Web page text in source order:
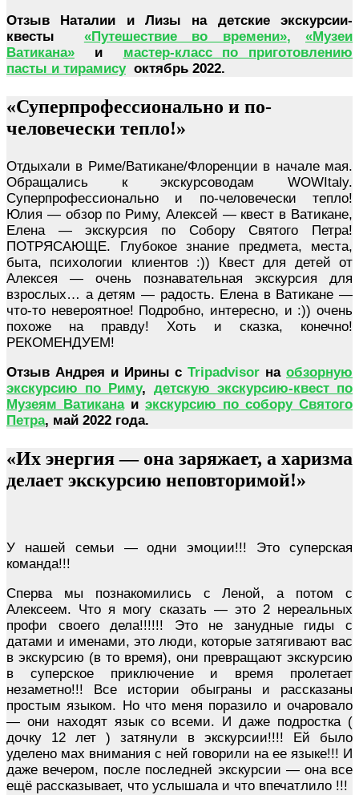
Отзыв Наталии и Лизы на детские экскурсии-
квесты «Путешествие во времени»,«Музеи
Ватикана»
и мастер-класс по приготовлению
пасты и тирамисуоктябрь 2022.
«Суперпрофессионально и по-
человечески тепло!»
Отдыхали в Риме/Ватикане/Флоренции в начале мая.
Обращались к экскурсоводам WOWItaly.
Суперпрофессионально и по-человечески тепло!
Юлия — обзор по Риму, Алексей — квест в Ватикане,
Елена — экскурсия по Собору Святого Петра!
ПОТРЯСАЮЩЕ. Глубокое знание предмета, места,
быта, психологии клиентов :)) Квест для детей от
Алексея — очень познавательная экскурсия для
взрослых… а детям — радость. Елена в Ватикане —
что-то невероятное! Подробно, интересно, и :)) очень
похоже на правду! Хоть и сказка, конечно!
РЕКОМЕНДУЕМ!
Отзыв Андрея и Ирины cTripadvisor наобзорную
экскурсию по Риму, детскую экскурсию-квест по
Музеям Ватиканаи экскурсию по собору Святого
Петра, май 2022 года.
«Их энергия — она заряжает, а харизма
делает экскурсию неповторимой!»
У нашей семьи — одни эмоции!!! Это суперская
команда!!!
Сперва мы познакомились с Леной, а потом с
Алексеем. Что я могу сказать — это 2 нереальных
профи своего дела!!!!!! Это не занудные гиды с
датами и именами, это люди, которые затягивают вас
в экскурсию (в то время), они превращают экскурсию
в суперское приключение и время пролетает
незаметно!!! Все истории обыграны и рассказаны
простым языком. Но что меня поразило и очаровало
— они находят язык со всеми. И даже подростка (
дочку 12 лет ) затянули в экскурсии!!!! Ей было
уделено мах внимания с ней говорили на ее языке!!! И
даже вечером, после последней экскурсии — она все
ещё рассказывает, что услышала и что впечатлило !!!